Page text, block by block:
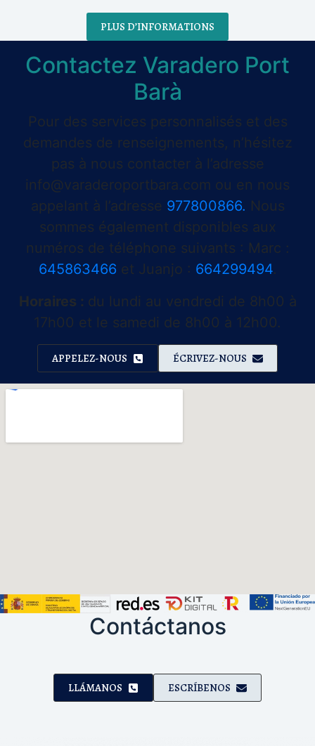
PLUS D’INFORMATIONS
Contactez Varadero Port
Barà
Pour des services personnalisés et des
demandes de renseignements, n’hésitez
pas à nous contacter à l’adresse
info@varaderoportbara.com ou en nous
appelant à l’adresse 977800866. Nous
sommes également disponibles aux
numéros de téléphone suivants : Marc :
645863466 et Juanjo : 664299494.
Horaires : du lundi au vendredi de 8h00 à
17h00 et le samedi de 8h00 à 12h00.
APPELEZ-NOUS ÉCRIVEZ-NOUS
Contáctanos
LLÁMANOS ESCRÍBENOS